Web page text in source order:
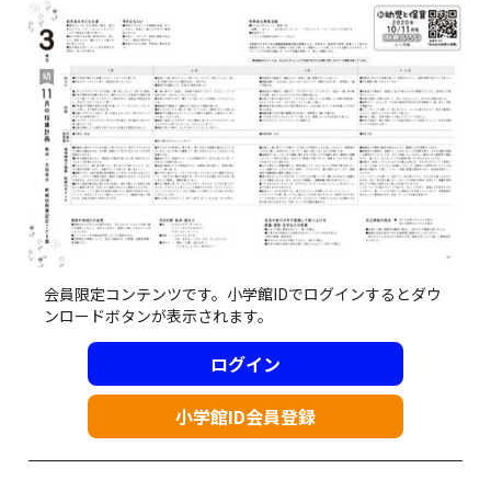
会員限定コンテンツです。小学館IDでログインするとダウ
ンロードボタンが表示されます。
ログイン
小学館ID会員登録